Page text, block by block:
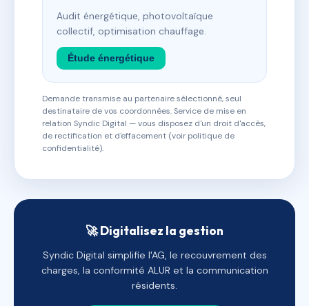
Audit énergétique, photovoltaïque
collectif, optimisation chauffage.
Étude énergétique
Demande transmise au partenaire sélectionné, seul
destinataire de vos coordonnées. Service de mise en
relation Syndic Digital — vous disposez d'un droit d'accès,
de rectification et d'effacement (voir politique de
confidentialité).
🚀 Digitalisez la gestion
Syndic Digital simplifie l'AG, le recouvrement des
charges, la conformité ALUR et la communication
résidents.